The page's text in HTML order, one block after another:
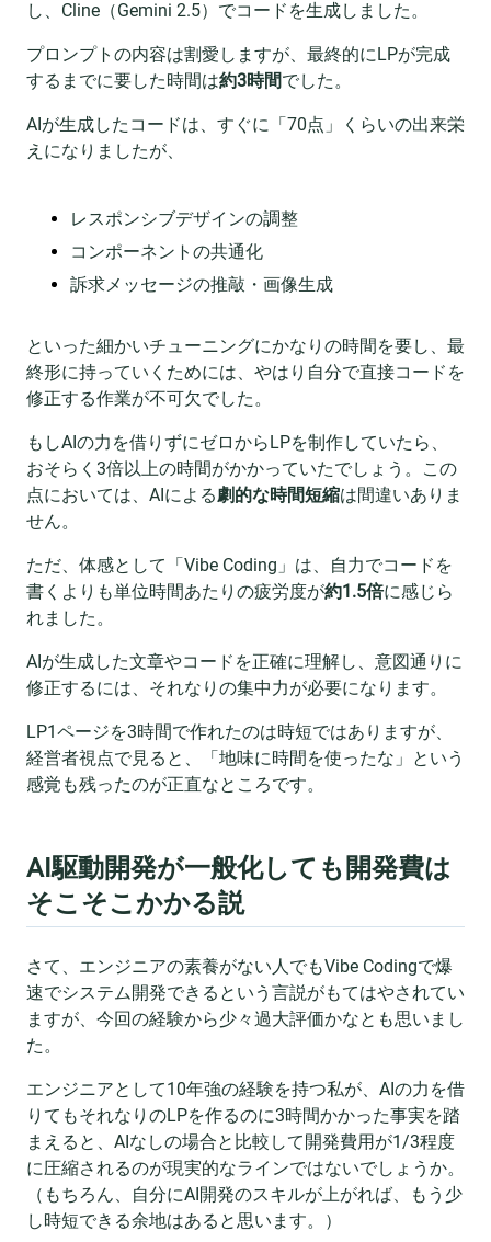
し、Cline（Gemini 2.5）でコードを生成しました。
プロンプトの内容は割愛しますが、最終的にLPが完成
するまでに要した時間は約3時間でした。
AIが生成したコードは、すぐに「70点」くらいの出来栄
えになりましたが、
レスポンシブデザインの調整
コンポーネントの共通化
訴求メッセージの推敲・画像生成
といった細かいチューニングにかなりの時間を要し、最
終形に持っていくためには、やはり自分で直接コードを
修正する作業が不可欠でした。
もしAIの力を借りずにゼロからLPを制作していたら、
おそらく3倍以上の時間がかかっていたでしょう。この
点においては、AIによる劇的な時間短縮は間違いありま
せん。
ただ、体感として「Vibe Coding」は、自力でコードを
書くよりも単位時間あたりの疲労度が約1.5倍に感じら
れました。
AIが生成した文章やコードを正確に理解し、意図通りに
修正するには、それなりの集中力が必要になります。
LP1ページを3時間で作れたのは時短ではありますが、
経営者視点で見ると、「地味に時間を使ったな」という
感覚も残ったのが正直なところです。
AI駆動開発が一般化しても開発費は
そこそこかかる説
さて、エンジニアの素養がない人でもVibe Codingで爆
速でシステム開発できるという言説がもてはやされてい
ますが、今回の経験から少々過大評価かなとも思いまし
た。
エンジニアとして10年強の経験を持つ私が、AIの力を借
りてもそれなりのLPを作るのに3時間かかった事実を踏
まえると、AIなしの場合と比較して開発費用が1/3程度
に圧縮されるのが現実的なラインではないでしょうか。
（もちろん、自分にAI開発のスキルが上がれば、もう少
し時短できる余地はあると思います。）